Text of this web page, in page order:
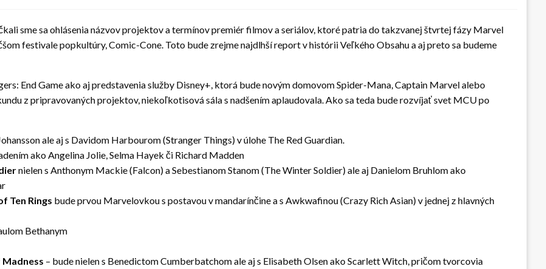
sme sa ohlásenia názvov projektov a termínov premiér filmov a seriálov, ktoré patria do takzvanej štvrtej fázy Marvel
festivale popkultúry, Comic-Cone. Toto bude zrejme najdlhší report v histórii Veľkého Obsahu a aj preto sa budeme
End Game ako aj predstavenia služby Disney+, ktorá bude novým domovom Spider-Mana, Captain Marvel alebo
z pripravovaných projektov, niekoľkotisová sála s nadšením aplaudovala. Ako sa teda bude rozvíjať svet MCU po
ale aj s Davidom Harbourom (Stranger Things) v úlohe The Red Guardian.
ako Angelina Jolie, Selma Hayek či Richard Madden
nielen s Anthonym Mackie (Falcon) a Sebestianom Stanom (The Winter Soldier) ale aj Danielom Bruhlom ako
Ten Rings bude prvou Marvelovkou s postavou v mandarínčine a s Awkwafinou (Crazy Rich Asian) v jednej z hlavných
Bethanym
– bude nielen s Benedictom Cumberbatchom ale aj s Elisabeth Olsen ako Scarlett Witch, pričom tvorcovia